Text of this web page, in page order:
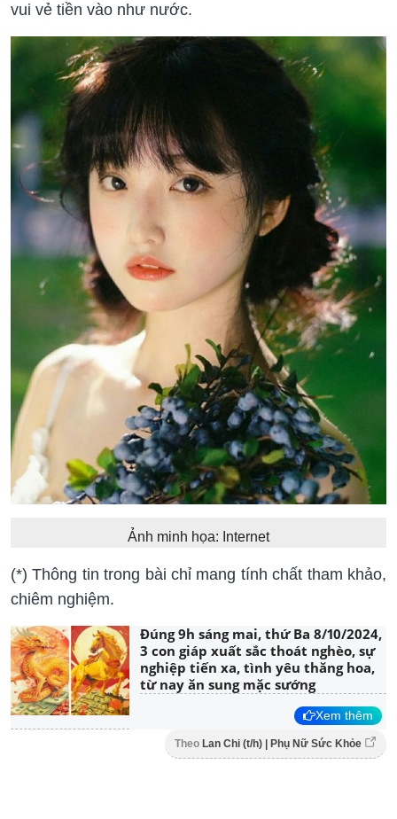
vui vẻ tiền vào như nước.
Ảnh minh họa: Internet
(*) Thông tin trong bài chỉ mang tính chất tham khảo,
chiêm nghiệm.
Đúng 9h sáng mai, thứ Ba 8/10/2024,
3 con giáp xuất sắc thoát nghèo, sự
nghiệp tiến xa, tình yêu thăng hoa,
từ nay ăn sung mặc sướng
Xem thêm
Theo Lan Chi (t/h) | Phụ Nữ Sức Khỏe